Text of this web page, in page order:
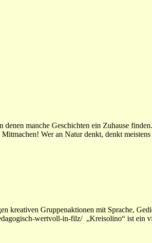
manche Geschichten ein Zuhause
Wer an Natur denkt, denkt meistens
kreativen Gruppenaktionen mit Sprache,
wertvoll-in-filz/ „Kreisolino“ ist ein